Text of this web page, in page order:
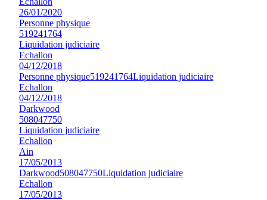
26/01/2020
Personne physique
519241764
Liquidation judiciaire
Echallon
04/12/2018
Personne physique519241764Liquidation judiciaire
Echallon
04/12/2018
Darkwood
508047750
Liquidation judiciaire
Echallon
Ain
17/05/2013
Darkwood508047750Liquidation judiciaire
Echallon
17/05/2013